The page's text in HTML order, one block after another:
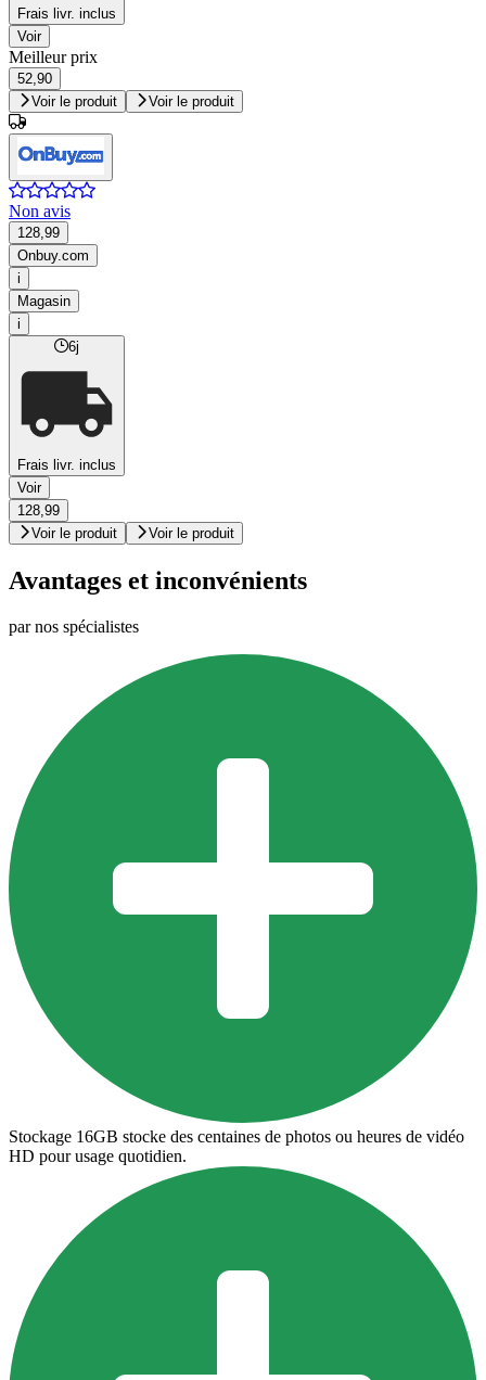
Frais livr. inclus
Voir
Meilleur prix
52,90
Voir le produit
Voir le produit
Non avis
128,99
Onbuy.com
i
Magasin
i
6j
Frais livr. inclus
Voir
128,99
Voir le produit
Voir le produit
Avantages et inconvénients
par nos spécialistes
Stockage 16GB stocke des centaines de photos ou heures de vidéo
HD pour usage quotidien.